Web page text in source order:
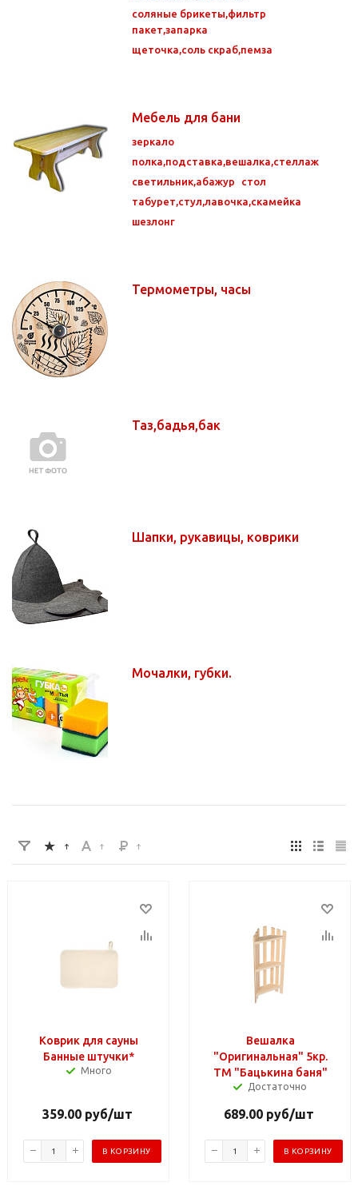
соляные брикеты,фильтр
пакет,запарка
щеточка,соль скраб,пемза
Мебель для бани
зеркало
полка,подставка,вешалка,стеллаж
светильник,абажур
стол
табурет,стул,лавочка,скамейка
шезлонг
Термометры, часы
Таз,бадья,бак
Шапки, рукавицы, коврики
Мочалки, губки.
Коврик для сауны
Банные штучки*
Много
359.00руб/шт
В КОРЗИНУ
Вешалка
"Оригинальная" 5кр.
ТМ "Бацькина баня"
Достаточно
689.00руб/шт
В КОРЗИНУ